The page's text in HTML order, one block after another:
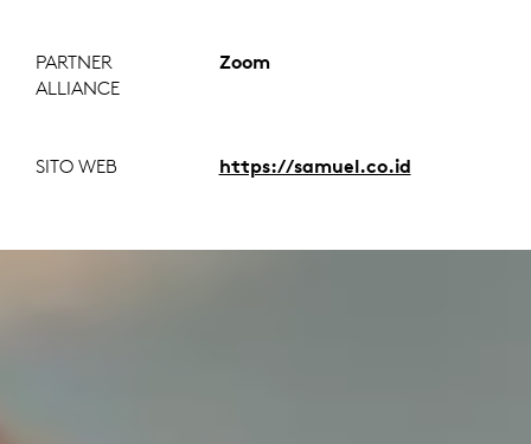
PARTNER
ALLIANCE
Zoom
SITO WEB https://samuel.co.id